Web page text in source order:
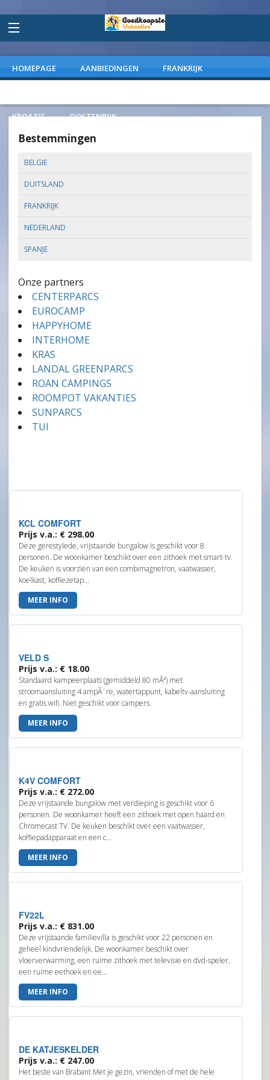
HOMEPAGE AANBIEDINGEN FRANKRIJK
KROATIE OOSTENRIJK
Bestemmingen
BELGIE
DUITSLAND
FRANKRIJK
NEDERLAND
SPANJE
Onze partners
CENTERPARCS
EUROCAMP
HAPPYHOME
INTERHOME
KRAS
LANDAL GREENPARCS
ROAN CAMPINGS
ROOMPOT VAKANTIES
SUNPARCS
TUI
KCL COMFORT
Prijs v.a.: € 298.00
Deze gerestylede, vrijstaande bungalow is geschikt voor 8
personen. De woonkamer beschikt over een zithoek met smart-tv.
De keuken is voorzien van een combimagnetron, vaatwasser,
koelkast, koffiezetap...
MEER INFO
VELD S
Prijs v.a.: € 18.00
Standaard kampeerplaats (gemiddeld 80 mÂ²) met
stroomaansluiting 4 ampÃ¨re, watertappunt, kabeltv-aansluiting
en gratis wifi. Niet geschikt voor campers.
MEER INFO
K4V COMFORT
Prijs v.a.: € 272.00
Deze vrijstaande bungalow met verdieping is geschikt voor 6
personen. De woonkamer heeft een zithoek met open haard en
Chromecast TV. De keuken beschikt over een vaatwasser,
koffiepadapparaat en een c...
MEER INFO
FV22L
Prijs v.a.: € 831.00
Deze vrijstaande familievilla is geschikt voor 22 personen en
geheel kindvriendelijk. De woonkamer beschikt over
vloerverwarming, een ruime zithoek met televisie en dvd-speler,
een ruime eethoek en ee...
MEER INFO
DE KATJESKELDER
Prijs v.a.: € 247.00
Het beste van Brabant Met je gezin, vrienden of met de hele